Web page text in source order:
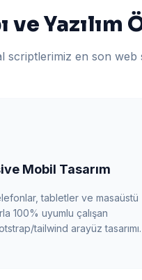
ve Yazılım
scriptlerimiz en son web
Mobil Tasarım
tabletler ve masaüstü
100% uyumlu çalışan
tailwind arayüz tasarımı.